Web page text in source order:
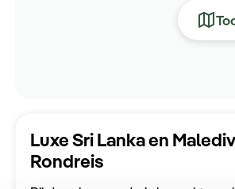
Luxe Sri Lanka en
Rondreis